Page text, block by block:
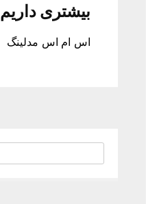
بیشتری داریم
اس ام اس مدلینگ